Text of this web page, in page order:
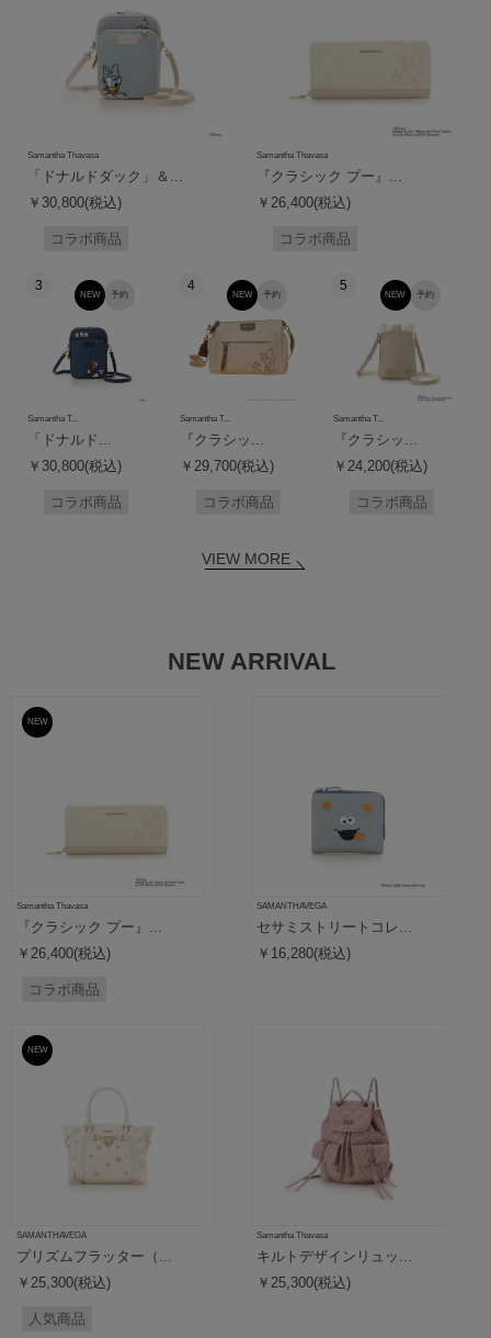
Samantha Thavasa
「ドナルドダック」＆...
￥30,800(税込)
コラボ商品
Samantha Thavasa
『クラシック プー』...
￥26,400(税込)
コラボ商品
3
予約
NEW
Samantha T...
「ドナルド...
￥30,800(税込)
コラボ商品
4
予約
NEW
Samantha T...
『クラシッ...
￥29,700(税込)
コラボ商品
5
予約
NEW
Samantha T...
『クラシッ...
￥24,200(税込)
コラボ商品
VIEW MORE
NEW ARRIVAL
予約
NEW
Samantha Thavasa
『クラシック プー』...
￥26,400(税込)
コラボ商品
SAMANTHAVEGA
セサミストリートコレ...
￥16,280(税込)
NEW
SAMANTHAVEGA
プリズムフラッター（...
￥25,300(税込)
人気商品
Samantha Thavasa
キルトデザインリュッ...
￥25,300(税込)